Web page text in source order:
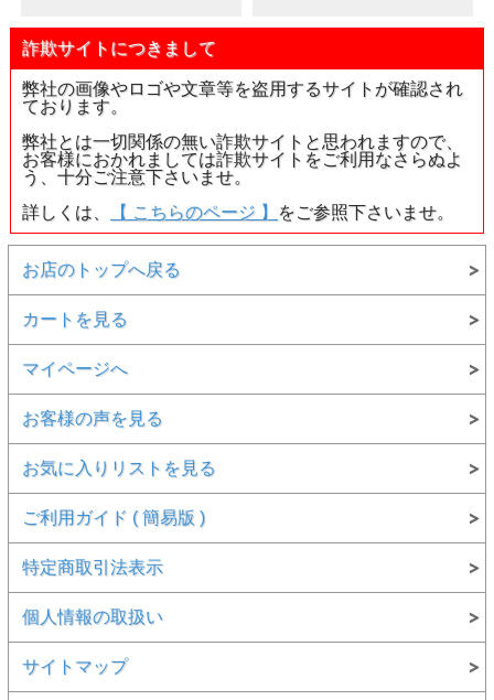
▲GEM IDENTIFICATION AND AUTHENTICITY
DOCUMENT Certificate No.96009 (Argyle Pink Diamonds 発
行)
▲GEM IDENTIFICATION AND AUTHENTICITY
DOCUMENT Certificate No.96009 (Argyle Pink Diamonds 発
行)
詐欺サイトにつきまして
弊社の画像やロゴや文章等を盗用するサイトが確認され
ております。
弊社とは一切関係の無い詐欺サイトと思われますので、
お客様におかれましては詐欺サイトをご利用なさらぬよ
う、十分ご注意下さいませ。
詳しくは、
【 こちらのページ 】 をご参照下さいませ。
お店のトップへ戻る
カートを見る
マイページへ
お客様の声を見る
お気に入りリストを見る
ご利用ガイド ( 簡易版 )
特定商取引法表示
個人情報の取扱い
サイトマップ